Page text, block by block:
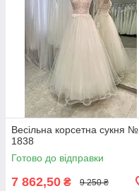
Весільна корсетна сукня №
1838
Готово до відправки
7 862,50 ₴ 9 250 ₴